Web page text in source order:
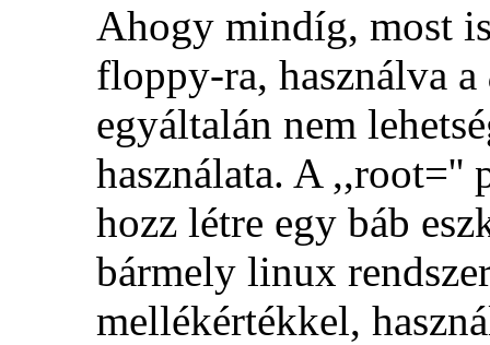
Ahogy mindíg, most
floppy-ra, használva a
egyáltalán nem
használata. A ,,root=''
hozz létre egy báb
bármely linux
mellékértékkel,